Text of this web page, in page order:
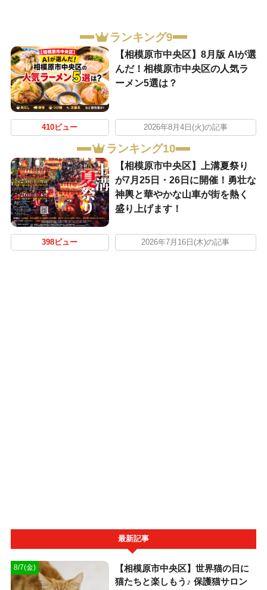
ランキング9
【相模原市中央区】8月版 AIが選
んだ！相模原市中央区の人気ラ
ーメン5選は？
410ビュー 2026年8月4日(火)の記事
ランキング10
【相模原市中央区】上溝夏祭り
が7月25日・26日に開催！勇壮な
神輿と華やかな山車が街を熱く
盛り上げます！
398ビュー 2026年7月16日(木)の記事
最新記事
8/7(金)
【相模原市中央区】世界猫の日に
猫たちと楽しもう♪ 保護猫サロン